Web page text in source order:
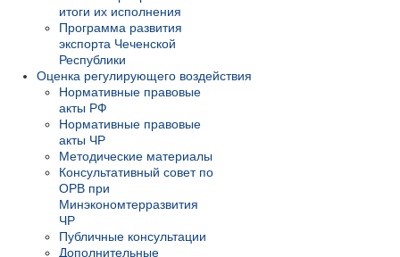
итоги их исполнения
Программа развития
экспорта Чеченской
Республики
Оценка регулирующего воздействия
Нормативные правовые
акты РФ
Нормативные правовые
акты ЧР
Методические материалы
Консультативный совет по
ОРВ при
Минэкономтерразвития
ЧР
Публичные консультации
Дополнительные